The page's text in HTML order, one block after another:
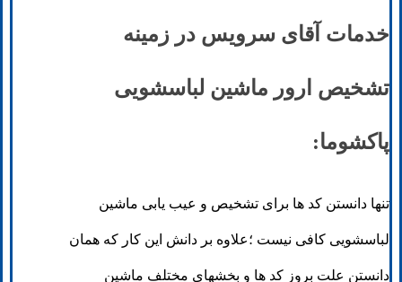
خدمات آقای سرویس در زمینه
تشخیص ارور ماشین لباسشویی
پاکشوما:
تنها دانستن کد ها برای تشخیص و عیب یابی ماشین
لباسشویی کافی نیست ؛علاوه بر دانش این کار که همان
دانستن علت بروز کد ها و بخشهای مختلف ماشین